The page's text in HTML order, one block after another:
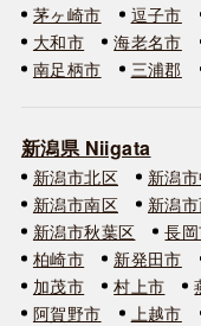
茅ヶ崎市
逗子市
大和市
海老名市
南足柄市
三浦郡
新潟県 Niigata
新潟市北区 新潟
新潟市南区
新潟
新潟市秋葉区
長
柏崎市
新発田市
加茂市
村上市
阿賀野市
上越市